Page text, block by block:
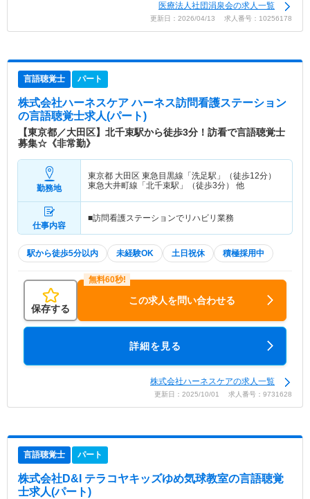
医療法人社団涓泉会の求人一覧
更新日：2026/04/13 求人番号：10256178
言語聴覚士 パート
株式会社ハーネスケア ハーネス訪問看護ステーション
の言語聴覚士求人(パート)
【東京都／大田区】北千束駅から徒歩3分！訪看で言語聴覚士
募集☆《非常勤》
勤務地
東京都 大田区 東急目黒線「洗足駅」（徒歩12分）
東急大井町線「北千束駅」（徒歩3分） 他
仕事内容
■訪問看護ステーションでリハビリ業務
駅から徒歩5分以内 未経験OK 土日祝休 積極採用中
保存する
この求人を問い合わせる
詳細を見る
株式会社ハーネスケアの求人一覧
更新日：2025/10/01 求人番号：9731628
言語聴覚士 パート
株式会社D&I テラコヤキッズゆめ気球教室の言語聴覚
士求人(パート)